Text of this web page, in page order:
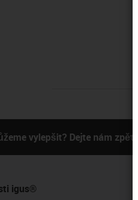
vylepšit? Dejte nám
igus®